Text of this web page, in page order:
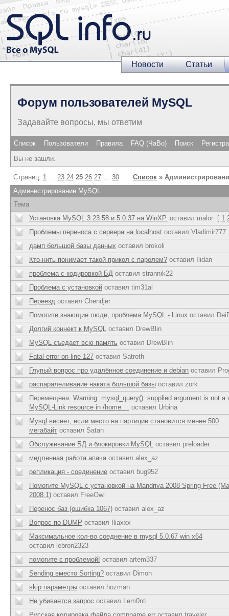
Новости Статьи
Форум пользователей MySQL
Задавайте вопросы, мы ответим
Список Пользователи Правила FAQ (ЧаВо) Поиск
Вы не зашли.
Страниц: 1 23 24 25 26 27 30 Список »
Администрирование MySQL
Тема
Установка MySQL 3.23.58 и 5.0.37 на WinXP. оставил malor[ 1
Проблемы переноса с сервера на localhost оставил Vladimir777
дамп большой базы данных оставил brokoli
Кто-нить понимает такой прикол с паролем? оставил Ilidan
проблема с кодировкой БД оставил strannik22
Проблема с установкой оставил tim31al
Переезд оставил Chendjer
Помогите знающие люди, проблема MySQL - Linux оставил
Долгий коннект к MySQL оставил DrewBlin
MySQL съедает всю память оставил DrewBlin
Fatal error on line 127 оставил Satroth
Глупый вопрос про удалённое соединение и debian оставил
распаралеливание наката большой базы оставил zork
Перемещена: Warning: mysql_query(): supplied argument is not a
MySQL-Link resource in /home....
оставил Urbina
Mysql виснет, если место на партиции становится менее 500
мегабайт оставил Satan
Обслуживание БД и блокировки MySQL оставил preloader
медленная работа апача оставил alex_az
репликация - соединение оставил bug952
Помогите MySQL с установкой на Mandriva 2008 Spring Free
2008.1) оставил FreeOwl
Перенос баз (ошибка 1067) оставил alex_az
Вопрос по DUMP оставил Iliaxxx
Максимальное кол-во соеднение в mysql 5.0.67 win x64
оставил lebron2323
помогите с проблемой! оставил artem337
Sending вместо Sorting? оставил Dimon
skip параметры оставил hozman
Не убивается запрос оставил Lem0nti